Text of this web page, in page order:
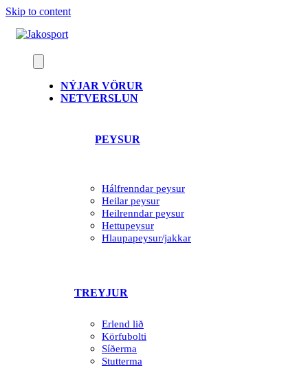
Skip to content
NÝJAR VÖRUR
NETVERSLUN
PEYSUR
Hálfrenndar peysur
Heilar peysur
Heilrenndar peysur
Hettupeysur
Hlaupapeysur/jakkar
TREYJUR
Erlend lið
Körfubolti
Síðerma
Stutterma